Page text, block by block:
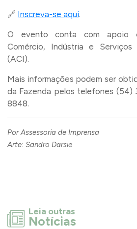
🔗 Inscreva-se aqui.
O evento conta com apoio
Comércio, Indústria e Serviços
(ACI).
Mais informações podem ser
da Fazenda pelos telefones (54)
8848.
Por Assessoria de Imprensa
Arte: Sandro Darsie
Leia outras
Notícias